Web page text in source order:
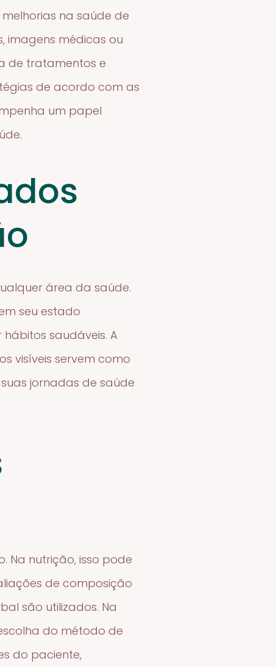
na saúde de
imagens médicas ou
de tratamentos e
de acordo com as
um papel
área da saúde.
seu estado
saudáveis. A
visíveis servem como
jornadas de saúde
Na nutrição, isso pode
de composição
são utilizados. Na
do método de
do paciente,